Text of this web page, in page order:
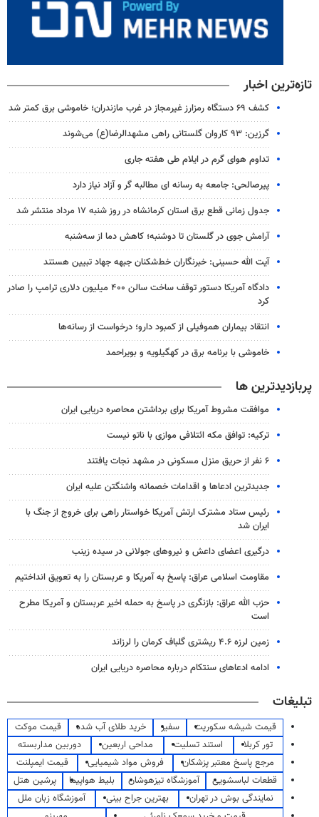
تازه‌ترین اخبار
کشف ۶۹ دستگاه رمزارز غیرمجاز در غرب مازندران؛ خاموشی برق کمتر شد
گرزین: ۹۳ کاروان گلستانی راهی مشهدالرضا(ع) می‌شوند
تداوم هوای گرم در ایلام طی هفته جاری
پیرصالحی: جامعه به رسانه ای مطالبه گر و آزاد نیاز دارد
جدول زمانی قطع برق استان کرمانشاه در روز شنبه ۱۷ مرداد منتشر شد
آرامش جوی در گلستان تا دوشنبه؛ کاهش دما از سه‌شنبه
آیت الله حسینی: خبرنگاران خط‌شکنان جبهه جهاد تبیین هستند
دادگاه آمریکا دستور توقف ساخت سالن ۴۰۰ میلیون دلاری ترامپ را صادر
کرد
انتقاد بیماران هموفیلی از کمبود دارو؛ درخواست از رسانه‌ها
خاموشی با برنامه برق در کهگیلویه و بویراحمد
پربازدیدترین ها
موافقت مشروط آمریکا برای برداشتن محاصره دریایی ایران
ترکیه: توافق مکه ائتلافی موازی با ناتو نیست
۶ نفر از حریق منزل مسکونی در مشهد نجات یافتند
جدیدترین ادعاها و اقدامات خصمانه واشنگتن علیه ایران
رئیس ستاد مشترک ارتش آمریکا خواستار راهی برای خروج از جنگ با
ایران شد
درگیری اعضای داعش و نیروهای جولانی در سیده زینب
مقاومت اسلامی عراق: پاسخ به آمریکا و عربستان را به تعویق انداختیم
حزب الله عراق: بازنگری در پاسخ به حمله اخیر عربستان و آمریکا مطرح
است
زمین لرزه ۴.۶ ریشتری گلباف کرمان را لرزاند
ادامه ادعاهای سنتکام درباره محاصره دریایی ایران
تبلیغات
قیمت شیشه سکوریت سفیر خرید طلای آب شده
قیمت موکت
تور کربلا
استند تسلیت مداحی اربعین
دوربین مداربسته
مرجع پاسخ معتبر پزشکان
فروش مواد شیمیایی
قیمت ایمپلنت
قطعات لباسشویی
آموزشگاه تیزهوشان بلیط هواپیما
پرشین هتل
نمایندگی بوش در تهران
بهترین جراح بینی
آموزشگاه زبان ملل